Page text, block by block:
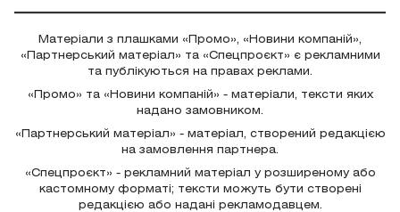
Матеріали з плашками «Промо», «Новини компаній»,
«Партнерський матеріал» та «Спецпроєкт» є рекламними
та публікуються на правах реклами.
«Промо» та «Новини компаній» - матеріали, тексти яких
надано замовником.
«Партнерський матеріал» - матеріал, створений редакцією
на замовлення партнера.
«Спецпроєкт» - рекламний матеріал у розширеному або
кастомному форматі; тексти можуть бути створені
редакцією або надані рекламодавцем.